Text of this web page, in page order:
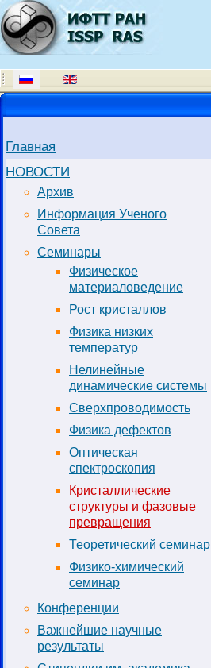
Главная
НОВОСТИ
Архив
Информация Ученого
Совета
Семинары
Физическое
материаловедение
Рост кристаллов
Физика низких
температур
Нелинейные
динамические системы
Сверхпроводимость
Физика дефектов
Оптическая
спектроскопия
Кристаллические
структуры и фазовые
превращения
Теоретический семинар
Физико-химический
семинар
Конференции
Важнейшие научные
результаты